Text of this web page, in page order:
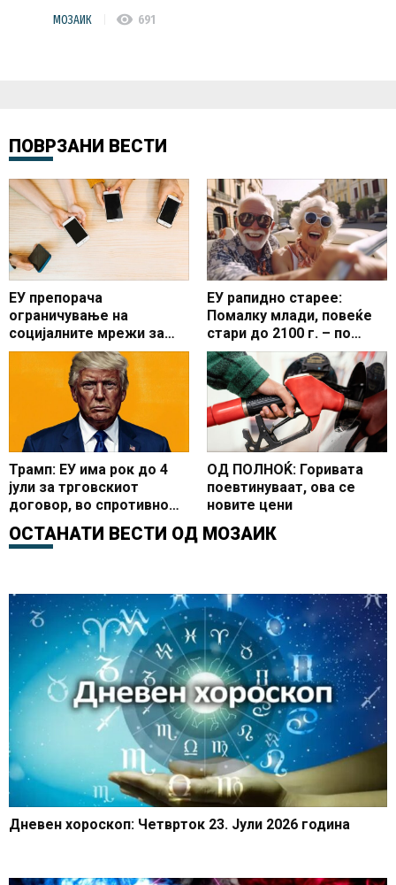
МОЗАИК visibility 691
ПОВРЗАНИ ВЕСТИ
ЕУ препорача
ограничување на
социјалните мрежи за
деца под 13 години
ЕУ рапидно старее:
Помалку млади, повеќе
стари до 2100 г. – по
2029-та година
населението ќе почне да
опаѓа!
Трамп: ЕУ има рок до 4
јули за трговскиот
договор, во спротивно
следуваат повисоки
царини
ОД ПОЛНОЌ: Горивата
поевтинуваат, ова се
новите цени
ОСТАНАТИ ВЕСТИ ОД МОЗАИК
Дневен хороскоп: Четврток 23. Јули 2026 година